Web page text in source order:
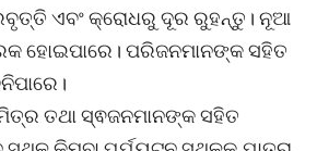
ଏବଂ କ୍ରୋଧରୁ ଦୂର ରୁହନ୍ତୁ। ନୂଆ
ହୋଇପାରେ। ପରିଜନମାନଙ୍କ ସହିତ
ତଥା ସ୍ଵଜନମାନଙ୍କ ସହିତ